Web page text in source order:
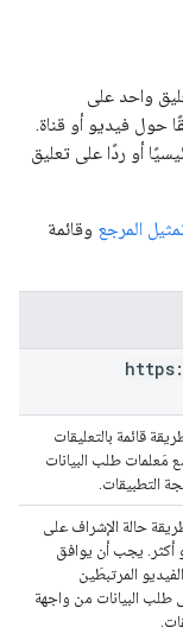
واحد على
حول فيديو أو قناة.
أو ردًا على تعليق
المرجع وقائمة
https:
قائمة بالتعليقات
مَعلمات طلب البيانات
التطبيقات.
حالة الإشراف على
أكثر. يجب أن يوافق
المرتبطَين
طلب البيانات من واجهة